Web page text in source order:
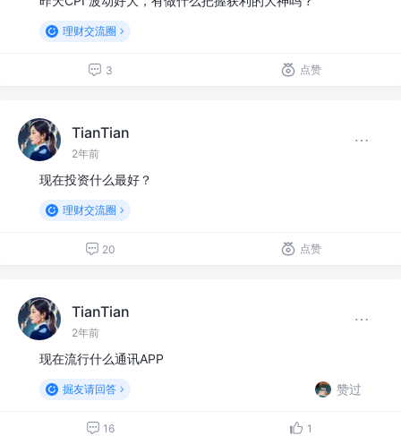
理财交流圈
3 点赞
TianTian
2年前
现在投资什么最好？
理财交流圈
20 点赞
TianTian
2年前
现在流行什么通讯APP
掘友请回答 赞过
16 1